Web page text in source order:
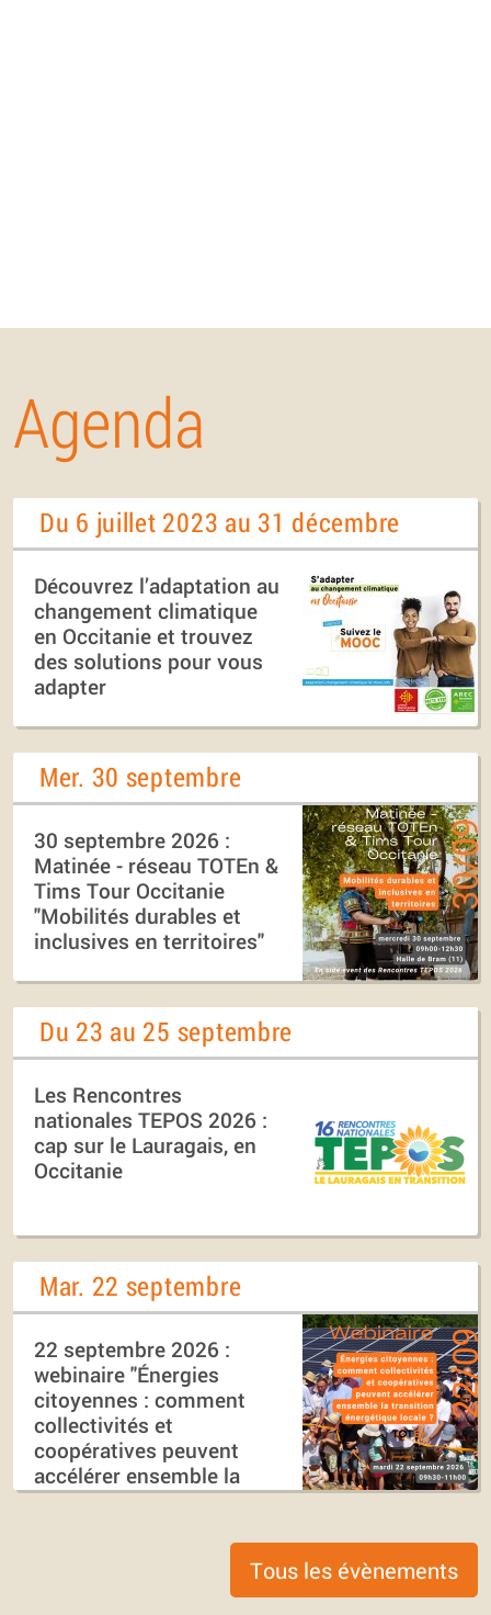
Agenda
Du 6 juillet 2023 au 31 décembre
Découvrez l’adaptation au
changement climatique
en Occitanie et trouvez
des solutions pour vous
adapter
Mer. 30 septembre
30 septembre 2026 :
Matinée - réseau TOTEn &
Tims Tour Occitanie
"Mobilités durables et
inclusives en territoires"
Du 23 au 25 septembre
Les Rencontres
nationales TEPOS 2026 :
cap sur le Lauragais, en
Occitanie
Mar. 22 septembre
22 septembre 2026 :
webinaire "Énergies
citoyennes : comment
collectivités et
coopératives peuvent
accélérer ensemble la
transition énergétique
Tous les évènements